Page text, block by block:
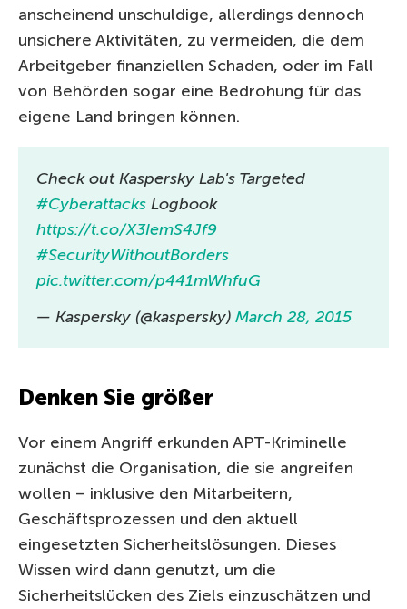
anscheinend unschuldige, allerdings dennoch
unsichere Aktivitäten, zu vermeiden, die dem
Arbeitgeber finanziellen Schaden, oder im Fall
von Behörden sogar eine Bedrohung für das
eigene Land bringen können.
Check out Kaspersky Lab's Targeted
#Cyberattacks Logbook
https://t.co/X3IemS4Jf9
#SecurityWithoutBorders
pic.twitter.com/p441mWhfuG
— Kaspersky (@kaspersky) March 28, 2015
Denken Sie größer
Vor einem Angriff erkunden APT-Kriminelle
zunächst die Organisation, die sie angreifen
wollen – inklusive den Mitarbeitern,
Geschäftsprozessen und den aktuell
eingesetzten Sicherheitslösungen. Dieses
Wissen wird dann genutzt, um die
Sicherheitslücken des Ziels einzuschätzen und